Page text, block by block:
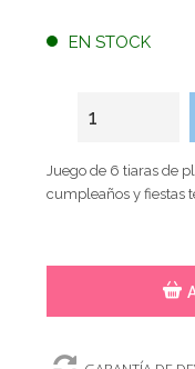
EN STOCK
Juego de 6 tiaras de
cumpleaños y fiestas